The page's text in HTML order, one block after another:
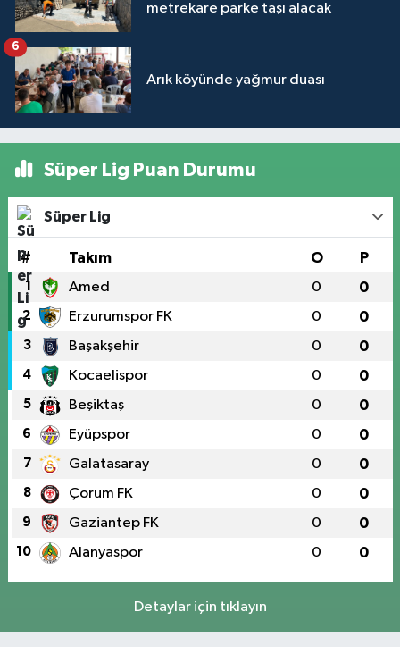
metrekare parke taşı alacak
Arık köyünde yağmur duası
6
Süper Lig Puan Durumu
Süper Lig
# Takım O P
1 Amed 0 0
2 Erzurumspor FK 0 0
3 Başakşehir 0 0
4 Kocaelispor 0 0
5 Beşiktaş 0 0
6 Eyüpspor 0 0
7 Galatasaray 0 0
8 Çorum FK 0 0
9 Gaziantep FK 0 0
10 Alanyaspor 0 0
Detaylar için tıklayın